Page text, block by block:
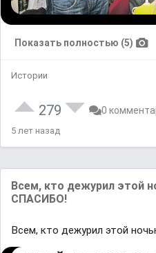
Показать полностью (5)
Истории
279 0
5 лет назад
Всем, кто дежурил этой
СПАСИБО!
Всем, кто дежурил этой